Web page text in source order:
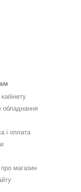
обладнання
і оплата
про магазин